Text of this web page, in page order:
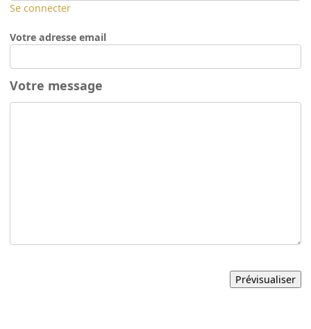
Se connecter
Votre adresse email
Votre message